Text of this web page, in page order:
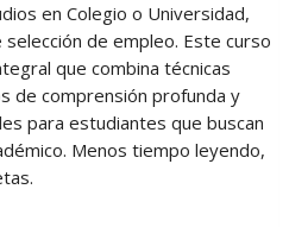
en Colegio o Universidad,
de empleo. Este curso
que combina técnicas
de comprensión profunda y
para estudiantes que buscan
Menos tiempo leyendo,